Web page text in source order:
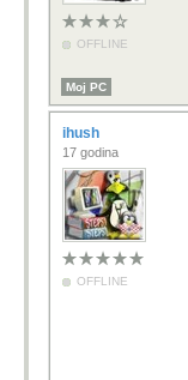
OFFLINE
Moj PC
ihush
17 godina
OFFLINE